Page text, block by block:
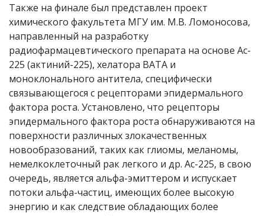
Также на финале был представлен проект
химического факультета МГУ им. М.В. Ломоносова,
направленный на разработку
радиофармацевтического препарата на основе Ac-
225 (актиний-225), хелатора BATA и
моноклонального антитела, специфически
связывающегося с рецепторами эпидермального
фактора роста. Установлено, что рецепторы
эпидермального фактора роста обнаруживаются на
поверхности различных злокачественных
новообразований, таких как глиомы, меланомы,
немелкоклеточный рак легкого и др. Ac-225, в свою
очередь, является альфа-эмиттером и испускает
потоки альфа-частиц, имеющих более высокую
энергию и как следствие обладающих более